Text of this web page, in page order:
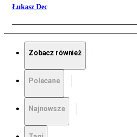
Łukasz Dec
Zobacz również
Polecane
Najnowsze